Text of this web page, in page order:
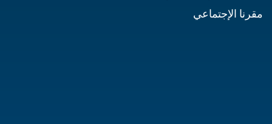
مقرنا الإجتماعي